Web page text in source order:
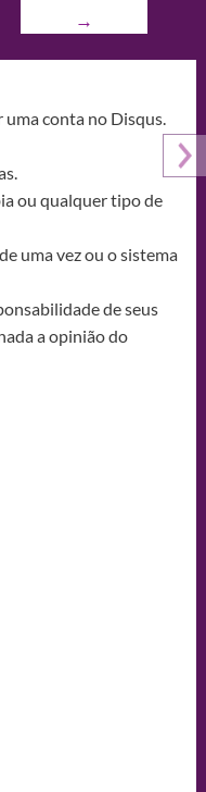
→
uma conta no Disqus.
ou qualquer tipo de
uma vez ou o sistema
de seus
a opinião do